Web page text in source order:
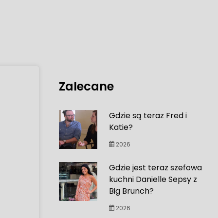
Zalecane
Gdzie są teraz Fred i
Katie?
2026
Gdzie jest teraz szefowa
kuchni Danielle Sepsy z
Big Brunch?
2026